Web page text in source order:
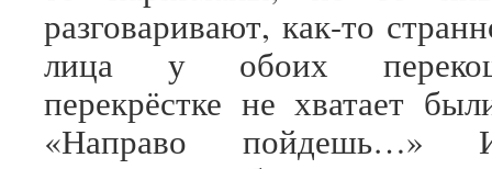
разговаривают, как-то
лица у обоих
перекрёстке не хватает
«Направо пойдешь…»